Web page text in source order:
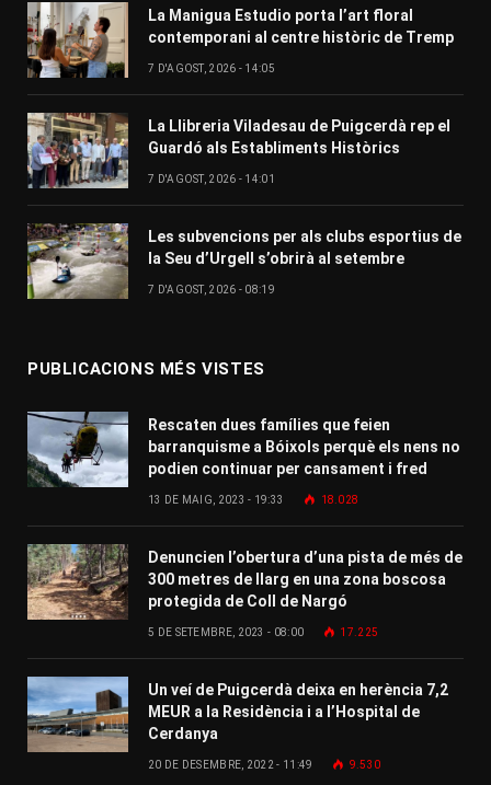
La Manigua Estudio porta l’art floral
contemporani al centre històric de Tremp
7 D'AGOST, 2026 - 14:05
La Llibreria Viladesau de Puigcerdà rep el
Guardó als Establiments Històrics
7 D'AGOST, 2026 - 14:01
Les subvencions per als clubs esportius de
la Seu d’Urgell s’obrirà al setembre
7 D'AGOST, 2026 - 08:19
PUBLICACIONS MÉS VISTES
Rescaten dues famílies que feien
barranquisme a Bóixols perquè els nens no
podien continuar per cansament i fred
13 DE MAIG, 2023 - 19:33 18.028
Denuncien l’obertura d’una pista de més de
300 metres de llarg en una zona boscosa
protegida de Coll de Nargó
5 DE SETEMBRE, 2023 - 08:00 17.225
Un veí de Puigcerdà deixa en herència 7,2
MEUR a la Residència i a l’Hospital de
Cerdanya
20 DE DESEMBRE, 2022 - 11:49 9.530